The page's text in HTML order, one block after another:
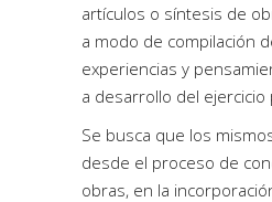
artículos o síntesis de
a modo de compilación
experiencias y
a desarrollo del ejercicio
Se busca que los
desde el proceso de
obras, en la